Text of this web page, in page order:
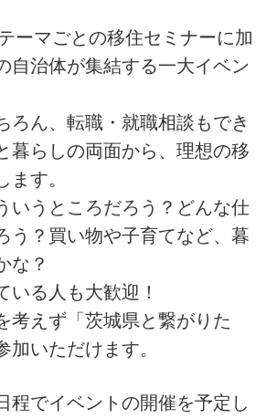
ーマごとの移住セミナーに加
自治体が集結する一大イベン
ろん、転職・就職相談もでき
暮らしの両面から、理想の移
ます。
いうところだろう？どんな仕
う？買い物や子育てなど、暮
な？
いる人も大歓迎！
考えず「茨城県と繋がりた
加いただけます。
程でイベントの開催を予定し